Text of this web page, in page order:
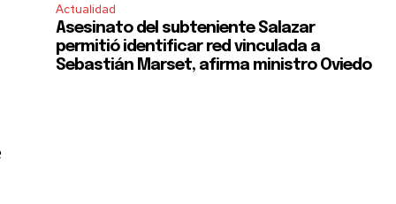
Actualidad
Asesinato del subteniente Salazar
permitió identificar red vinculada a
Sebastián Marset, afirma ministro Oviedo